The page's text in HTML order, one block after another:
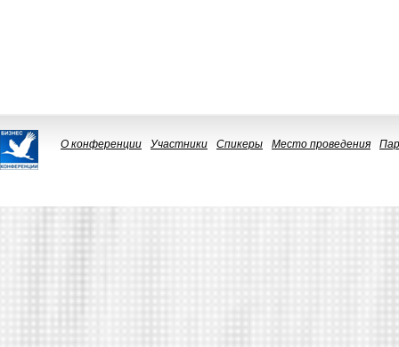
О конференции Участники Спикеры Место проведения